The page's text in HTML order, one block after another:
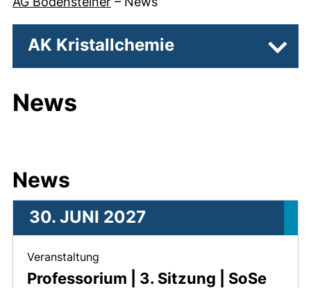
AK Kristallchemie
News
News
Professorium | 3. Sitzung | SoSe
Veranstaltung
30. JUNI 2027